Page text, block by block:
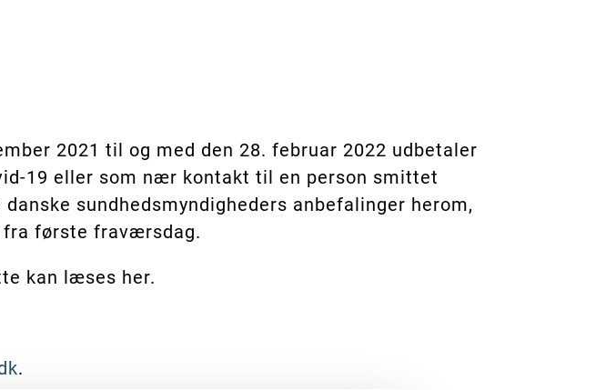
2021 til og med den 28. februar 2022 udbetaler
19 eller som nær kontakt til en person smittet
sundhedsmyndigheders anbefalinger herom,
første fraværsdag.
kan læses her.
.